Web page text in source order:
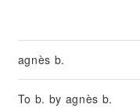
agnès b.
To b. by agnès b.